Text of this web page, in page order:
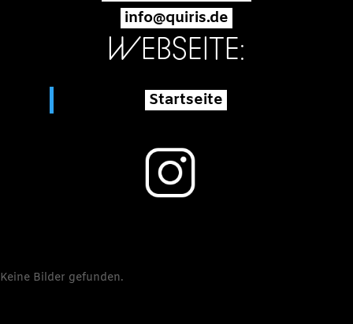
info@quiris.de
WEBSEITE:
Startseite
Keine Bilder gefunden.